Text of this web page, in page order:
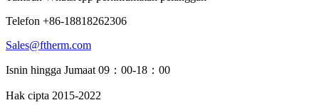
Telefon +86-18818262306
Sales@ftherm.com
Isnin hingga Jumaat 09：00-18：00
Hak cipta 2015-2022